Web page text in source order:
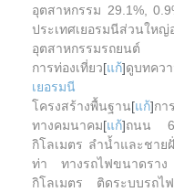
อุตสาหกรรม 29.1%,
ประเทศเยอรมนีส่วนใหญ่
อุตสาหกรรมรถยนต์
การท่องเที่ยว[แก้]ดูบทค
เยอรมนี
โครงสร้างพื้นฐาน[แก้]กา
ทางคมนาคม[แก้]ถนน
กิโลเมตร ลำน้ำและชาย
ท่า ทางรถไฟขนาดรา
กิโลเมตร ติดระบบรถ